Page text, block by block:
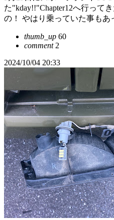
た"kday!!"Chapter12へ行って
の！ やはり乗っていた事もあ
thumb_up 60
comment2
2024/10/04 20:33